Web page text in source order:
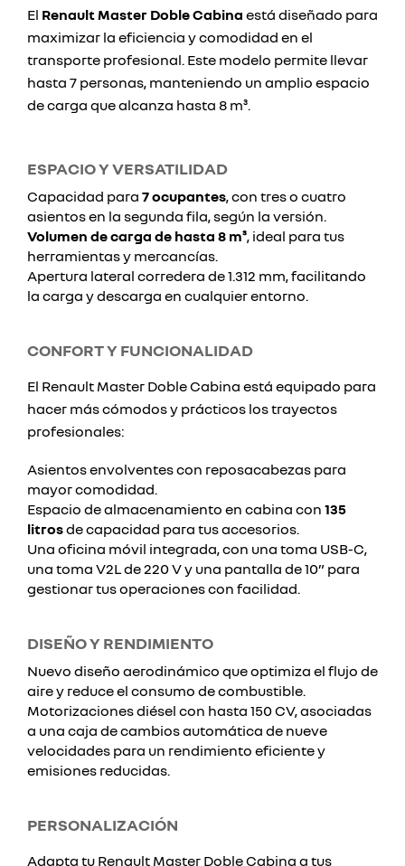
El Renault Master Doble Cabina está diseñado para
maximizar la eficiencia y comodidad en el
transporte profesional. Este modelo permite llevar
hasta 7 personas, manteniendo un amplio espacio
de carga que alcanza hasta 8 m³.
ESPACIO Y VERSATILIDAD
Capacidad para 7 ocupantes, con tres o cuatro
asientos en la segunda fila, según la versión.
Volumen de carga de hasta 8 m³, ideal para tus
herramientas y mercancías.
Apertura lateral corredera de 1.312 mm, facilitando
la carga y descarga en cualquier entorno.
CONFORT Y FUNCIONALIDAD
El Renault Master Doble Cabina está equipado para
hacer más cómodos y prácticos los trayectos
profesionales:
Asientos envolventes con reposacabezas para
mayor comodidad.
Espacio de almacenamiento en cabina con 135
litrosde capacidad para tus accesorios.
Una oficina móvil integrada, con una toma USB-C,
una toma V2L de 220 V y una pantalla de 10” para
gestionar tus operaciones con facilidad.
DISEÑO Y RENDIMIENTO
Nuevo diseño aerodinámico que optimiza el flujo de
aire y reduce el consumo de combustible.
Motorizaciones diésel con hasta 150 CV, asociadas
a una caja de cambios automática de nueve
velocidades para un rendimiento eficiente y
emisiones reducidas.
PERSONALIZACIÓN
Adapta tu Renault Master Doble Cabina a tus